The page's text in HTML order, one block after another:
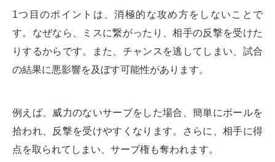
1つ目のポイントは、消極的な攻め方をしないことで
す。なぜなら、ミスに繋がったり、相手の反撃を受けた
りするからです。また、チャンスを逃してしまい、試合
の結果に悪影響を及ぼす可能性があります。
例えば、威力のないサーブをした場合、簡単にボールを
拾われ、反撃を受けやすくなります。さらに、相手に得
点を取られてしまい、サーブ権も奪われます。